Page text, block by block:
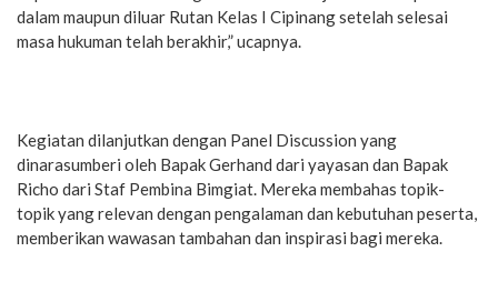
dalam maupun diluar Rutan Kelas I Cipinang setelah selesai
masa hukuman telah berakhir,” ucapnya.
Kegiatan dilanjutkan dengan Panel Discussion yang
dinarasumberi oleh Bapak Gerhand dari yayasan dan Bapak
Richo dari Staf Pembina Bimgiat. Mereka membahas topik-
topik yang relevan dengan pengalaman dan kebutuhan peserta,
memberikan wawasan tambahan dan inspirasi bagi mereka.